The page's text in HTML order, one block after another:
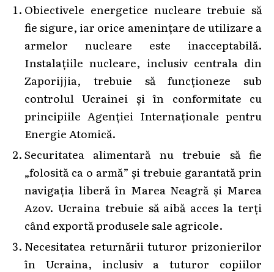
Obiectivele energetice nucleare trebuie să
fie sigure, iar orice amenințare de utilizare a
armelor nucleare este inacceptabilă.
Instalațiile nucleare, inclusiv centrala din
Zaporijjia, trebuie să funcționeze sub
controlul Ucrainei și în conformitate cu
principiile Agenției Internaționale pentru
Energie Atomică.
Securitatea alimentară nu trebuie să fie
„folosită ca o armă” și trebuie garantată prin
navigația liberă în Marea Neagră și Marea
Azov. Ucraina trebuie să aibă acces la terți
când exportă produsele sale agricole.
Necesitatea returnării tuturor prizonierilor
în Ucraina, inclusiv a tuturor copiilor